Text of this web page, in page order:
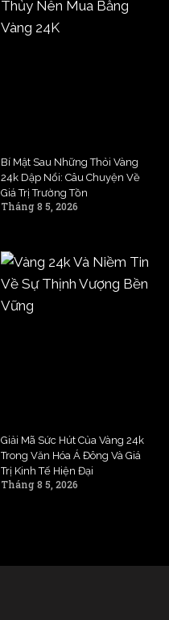
Bí Mật Sau Những Thỏi Vàng
24k Dập Nổi: Câu Chuyện Về
Giá Trị Trường Tồn
Tháng 8 5, 2026
Giải Mã Sức Hút Của Vàng 24k
Trong Văn Hóa Á Đông Và Giá
Trị Kinh Tế Hiện Đại
Tháng 8 5, 2026